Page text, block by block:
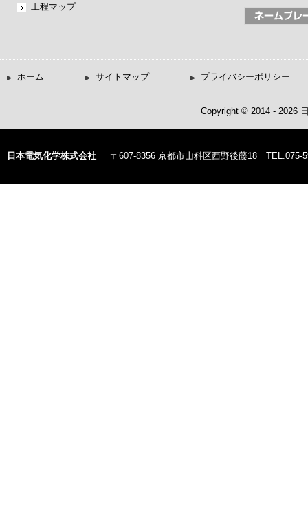
工程マップ
ホーム サイトマップ プライバシーポリシー
Copyright © 2014 - 2026
日本電気化学株式会社 〒607-8356 京都市山科区西野後藤18 TEL.075-